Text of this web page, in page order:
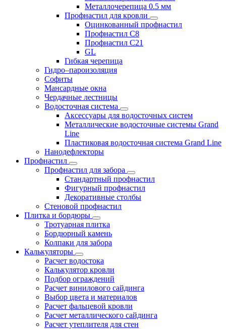
Металлочерепица 0.5 мм
Профнастил для кровли
Оцинкованный профнастил
Профнастил С8
Профнастил С21
GL
Гибкая черепица
Гидро–пароизоляция
Софиты
Мансардные окна
Чердачные лестницы
Водосточная система
Аксессуары для водосточных систем
Металлические водосточные системы Grand
Line
Пластиковая водосточная система Grand Line
Нанодефлекторы
Профнастил
Профнастил для забора
Стандартный профнастил
Фигурный профнастил
Декоративные столбы
Стеновой профнастил
Плитка и бордюры
Тротуарная плитка
Бордюрный камень
Колпаки для забора
Калькуляторы
Расчет водостока
Калькулятор кровли
Подбор ограждений
Расчет винилового сайдинга
Выбор цвета и материалов
Расчет фальцевой кровли
Расчет металлического сайдинга
Расчет утеплителя для стен